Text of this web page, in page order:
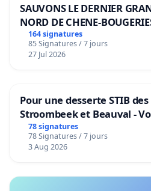
SAUVONS LE DERNIER
NORD DE CHENE-
164 signatures
85 Signatures / 7 jours
27 Jul 2026
Pour une desserte STIB
Stroombeek et Beauval -
bediening van de wijken
Voor
78 signatures
78 Signatures / 7 jours
3 Aug 2026